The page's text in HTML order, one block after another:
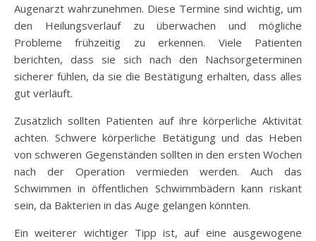
Augenarzt wahrzunehmen. Diese Termine sind wichtig, um
den Heilungsverlauf zu überwachen und mögliche
Probleme frühzeitig zu erkennen. Viele Patienten
berichten, dass sie sich nach den Nachsorgeterminen
sicherer fühlen, da sie die Bestätigung erhalten, dass alles
gut verläuft.
Zusätzlich sollten Patienten auf ihre körperliche Aktivität
achten. Schwere körperliche Betätigung und das Heben
von schweren Gegenständen sollten in den ersten Wochen
nach der Operation vermieden werden. Auch das
Schwimmen in öffentlichen Schwimmbädern kann riskant
sein, da Bakterien in das Auge gelangen könnten.
Ein weiterer wichtiger Tipp ist, auf eine ausgewogene